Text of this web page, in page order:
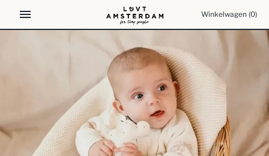
de
Winkelwagen (0)